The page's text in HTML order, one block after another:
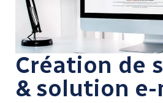
Création de
& solution